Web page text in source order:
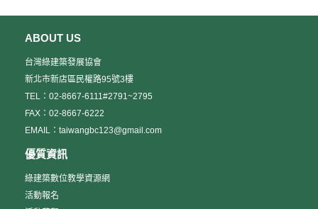
ABOUT US
台灣綠建築發展協會
新北市新店區民權路95號3樓
TEL：02-8667-6111#2791~2795
FAX：02-8667-6222
EMAIL：taiwangbc123@gmail.com
優質資訊
綠建築數位教學資源網
活動報名